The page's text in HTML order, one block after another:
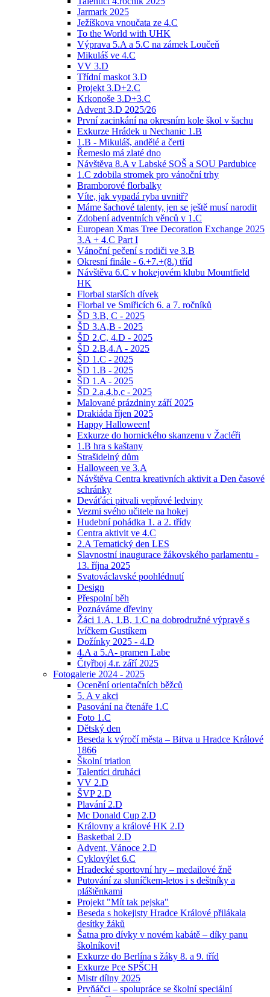
Jarmark 2025
Ježíškova vnoučata ze 4.C
To the World with UHK
Výprava 5.A a 5.C na zámek Loučeň
Mikuláš ve 4.C
VV 3.D
Třídní maskot 3.D
Projekt 3.D+2.C
Krkonoše 3.D+3.C
Advent 3.D 2025/26
První zacinkání na okresním kole škol v šachu
Exkurze Hrádek u Nechanic 1.B
1.B - Mikuláš, andělé a čerti
Řemeslo má zlaté dno
Návštěva 8.A v Labské SOŠ a SOU Pardubice
1.C zdobila stromek pro vánoční trhy
Bramborové florbalky
Víte, jak vypadá ryba uvnitř?
Máme šachové talenty, jen se ještě musí narodit
Zdobení adventních věnců v 1.C
European Xmas Tree Decoration Exchange 2025
3.A + 4.C Part I
Vánoční pečení s rodiči ve 3.B
Okresní finále - 6.+7.+(8.) tříd
Návštěva 6.C v hokejovém klubu Mountfield
HK
Florbal starších dívek
Florbal ve Smiřicích 6. a 7. ročníků
ŠD 3.B, C - 2025
ŠD 3.A,B - 2025
ŠD 2.C, 4.D - 2025
ŠD 2.B,4.A - 2025
ŠD 1.C - 2025
ŠD 1.B - 2025
ŠD 1.A - 2025
ŠD 2.a,4.b,c - 2025
Malované prázdniny září 2025
Drakiáda říjen 2025
Happy Halloween!
Exkurze do hornického skanzenu v Žacléři
1.B hra s kaštany
Strašidelný dům
Halloween ve 3.A
Návštěva Centra kreativních aktivit a Den časové
schránky
Deváťáci pitvali vepřové ledviny
Vezmi svého učitele na hokej
Hudební pohádka 1. a 2. třídy
Centra aktivit ve 4.C
2.A Tematický den LES
Slavnostní inaugurace žákovského parlamentu -
13. října 2025
Svatováclavské poohlédnutí
Design
Přespolní běh
Poznáváme dřeviny
Žáci 1.A, 1.B, 1.C na dobrodružné výpravě s
lvíčkem Gustíkem
Dožínky 2025 - 4.D
4.A a 5.A- pramen Labe
Čtyřboj 4.r. září 2025
Fotogalerie 2024 - 2025
Ocenění orientačních běžců
5. A v akci
Pasování na čtenáře 1.C
Foto 1.C
Dětský den
Beseda k výročí města – Bitva u Hradce Králové
1866
Školní triatlon
Talentíci druháci
VV 2.D
ŠVP 2.D
Plavání 2.D
Mc Donald Cup 2.D
Královny a králové HK 2.D
Basketbal 2.D
Advent, Vánoce 2.D
Cyklovýlet 6.C
Hradecké sportovní hry – medailové žně
Putování za sluníčkem-letos i s deštníky a
pláštěnkami
Projekt "Mít tak pejska"
Beseda s hokejisty Hradce Králové přilákala
desítky žáků
Šatna pro dívky v novém kabátě – díky panu
školníkovi!
Exkurze do Berlína s žáky 8. a 9. tříd
Exkurze Pce SPŠCH
Mistr dílny 2025
Prvňáčci – spolupráce se školní speciální